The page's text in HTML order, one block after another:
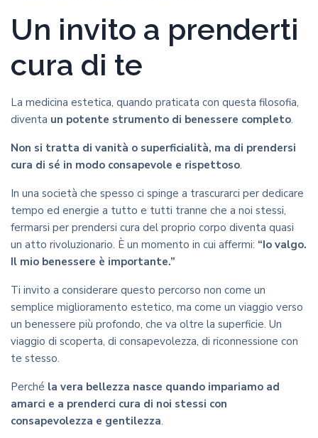
Un invito a prenderti
cura di te
La medicina estetica, quando praticata con questa filosofia,
diventa un potente strumento di benessere completo.
Non si tratta di vanità o superficialità, ma di prendersi
cura di sé in modo consapevole e rispettoso.
In una società che spesso ci spinge a trascurarci per dedicare
tempo ed energie a tutto e tutti tranne che a noi stessi,
fermarsi per prendersi cura del proprio corpo diventa quasi
un atto rivoluzionario. È un momento in cui affermi: “Io valgo.
Il mio benessere è importante.”
Ti invito a considerare questo percorso non come un
semplice miglioramento estetico, ma come un viaggio verso
un benessere più profondo, che va oltre la superficie. Un
viaggio di scoperta, di consapevolezza, di riconnessione con
te stesso.
Perché la vera bellezza nasce quando impariamo ad
amarci e a prenderci cura di noi stessi con
consapevolezza e gentilezza.